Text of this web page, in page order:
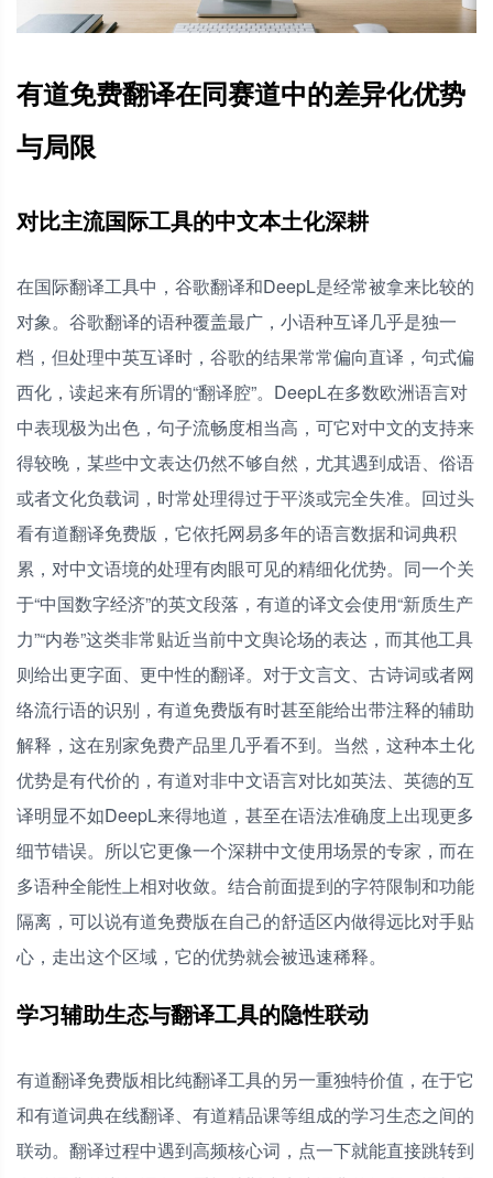
有道免费翻译在同赛道中的差异化优势
与局限
对比主流国际工具的中文本土化深耕
在国际翻译工具中，谷歌翻译和DeepL是经常被拿来比较的
对象。谷歌翻译的语种覆盖最广，小语种互译几乎是独一
档，但处理中英互译时，谷歌的结果常常偏向直译，句式偏
西化，读起来有所谓的“翻译腔”。DeepL在多数欧洲语言对
中表现极为出色，句子流畅度相当高，可它对中文的支持来
得较晚，某些中文表达仍然不够自然，尤其遇到成语、俗语
或者文化负载词，时常处理得过于平淡或完全失准。回过头
看有道翻译免费版，它依托网易多年的语言数据和词典积
累，对中文语境的处理有肉眼可见的精细化优势。同一个关
于“中国数字经济”的英文段落，有道的译文会使用“新质生产
力”“内卷”这类非常贴近当前中文舆论场的表达，而其他工具
则给出更字面、更中性的翻译。对于文言文、古诗词或者网
络流行语的识别，有道免费版有时甚至能给出带注释的辅助
解释，这在别家免费产品里几乎看不到。当然，这种本土化
优势是有代价的，有道对非中文语言对比如英法、英德的互
译明显不如DeepL来得地道，甚至在语法准确度上出现更多
细节错误。所以它更像一个深耕中文使用场景的专家，而在
多语种全能性上相对收敛。结合前面提到的字符限制和功能
隔离，可以说有道免费版在自己的舒适区内做得远比对手贴
心，走出这个区域，它的优势就会被迅速稀释。
学习辅助生态与翻译工具的隐性联动
有道翻译免费版相比纯翻译工具的另一重独特价值，在于它
和有道词典在线翻译、有道精品课等组成的学习生态之间的
联动。翻译过程中遇到高频核心词，点一下就能直接跳转到